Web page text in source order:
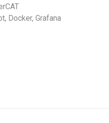
Docker, Grafana